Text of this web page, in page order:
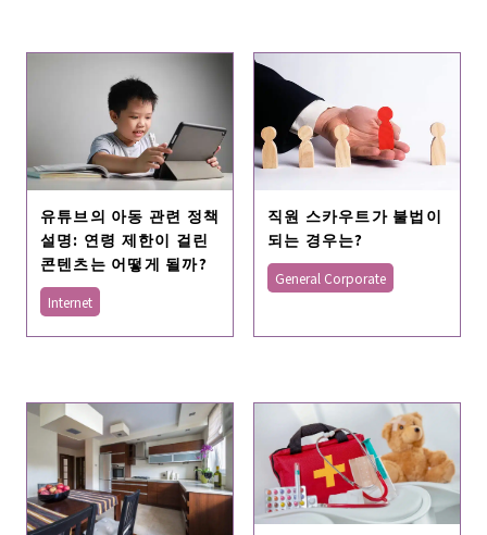
유튜브의 아동 관련 정책
설명: 연령 제한이 걸린
콘텐츠는 어떻게 될까?
Internet
직원 스카우트가 불법이
되는 경우는?
General Corporate